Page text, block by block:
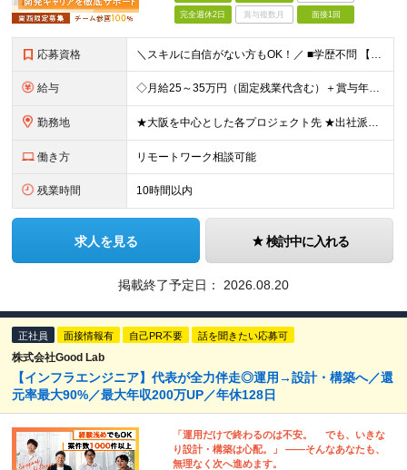
完全週休2日 賞与複数月 面接1回
応募資格 ＼スキルに自信がない方もOK！／ ■学歴不問 【微経験者歓迎！】 ITスクール卒・独学・資格取得者（ITパスポートもOK）・大学で情報系を学んでいた方など、何らかの学習・準備経験があれば大歓迎！
給与 ◇月給25～35万円（固定残業代含む）＋賞与年1回＋各種手当◇ ※固定残業代は、時間外労働の有無に関わらず月30時間分(月47,450円～)を支給 ※上記を超える時間外労働分は追加で支給 ※経験・ス
勤務地 ★大阪を中心とした各プロジェクト先 ★出社派も大歓迎！駅チカオフィスで通勤ラクラク◎ ★会社都合の転勤なし！ ■大阪本社 大阪府大阪市北区西天満5丁目16-3 西天満ファイブビル 606
働き方 リモートワーク相談可能
残業時間 10時間以内
求人を見る 検討中に入れる
掲載終了予定日： 2026.08.20
正社員 面接情報有 自己PR不要 話を聞きたい応募可
株式会社Good Lab
【インフラエンジニア】代表が全力伴走◎運用→設計・構築へ／還
元率最大90%／最大年収200万UP／年休128日
「運用だけで終わるのは不安。 でも、いきな
り設計・構築は心配。」 ——そんなあなたも、
無理なく次へ進めます。